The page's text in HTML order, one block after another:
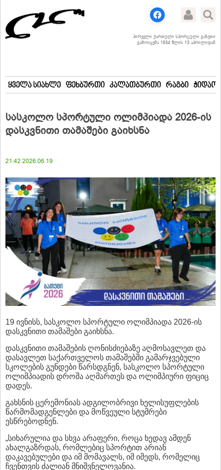
პირველი ქართული სპორტული გაზეთი
გამოიცემა 1934 წლის 13 აპრილიდან
ყველა სიახლე ფეხბურთი კალათბურთი რაგბი
სასკოლო სპორტული ოლიმპიადა 2026-ის
დასკვნითი თამაშები გაიხსნა
21:42 2026.06.19
19 ივნისს, სასკოლო სპორტული ოლიმპიადა 2026-ის
დასკვნითი თამაშები გაიხსნა.
დასკვნითი თამაშების ღონისძიებაზე აღმოსავლეთ და
დასავლეთ საქართველოს თამაშებში გამარჯვებული
სკოლების გუნდები წარსდგნენ, სასკოლო სპორტული
ოლიმპიადის დროშა აღმართეს და ოლიმპიური ფიციც
დადეს.
გახსნის ცერემონიას ადგილობრივი ხელისუფლების
წარმომადგენლები და მოწვეული სტუმრები
ესწრებოდნენ.
„სიხარულია და სხვა არაფერი, როცა ხედავ ამდენ
ახალგაზრდას, რომლებიც სპორტით არიან
დაკავებულები და იმ მომავალს, იმ იმედს, რომელიც
ჩვენთვის ძალიან მნიშვნელოვანია.